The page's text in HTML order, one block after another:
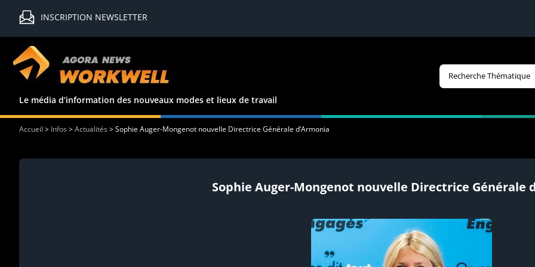
INSCRIPTION NEWSLETTER
Le média d’information des nouveaux modes et lieux de travail
Recherche Thématique
Accueil > Infos>Actualités>Sophie Auger-Mongenot nouvelle Directrice Générale d’Armonia
Sophie Auger-Mongenot nouvelle Directrice Générale